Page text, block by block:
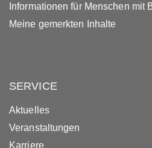
Informationen für Menschen mit
Meine gemerkten Inhalte
SERVICE
Aktuelles
Veranstaltungen
Karriere